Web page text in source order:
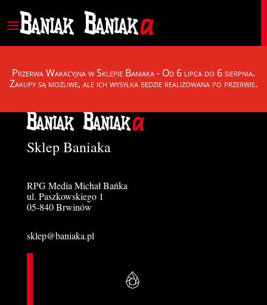
Przerwa Wakacyjna w Sklepie Baniaka - Od 6 lipca do 6 sierpnia.
Zakupy są możliwe, ale ich wysyłka będzie realizowana po przerwie.
Sklep Baniaka
RPG Media Michał Bańka
ul. Paszkowskiego 1
05-840 Brwinów
sklep@baniaka.pl